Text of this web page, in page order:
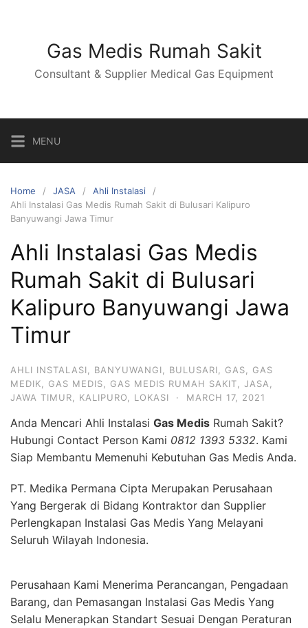
Gas Medis Rumah Sakit
Consultant & Supplier Medical Gas Equipment
MENU
Home JASA
Ahli Instalasi
Ahli Instalasi Gas Medis Rumah Sakit di Bulusari Kalipuro
Banyuwangi Jawa Timur
Ahli Instalasi Gas Medis
Rumah Sakit di Bulusari
Kalipuro Banyuwangi Jawa
Timur
AHLI INSTALASI BANYUWANGI BULUSARI GAS
GAS
MEDIK
GAS MEDIS GAS MEDIS RUMAH SAKIT JASA
JAWA TIMUR
KALIPURO LOKASI · MARCH 17, 2021
Anda Mencari Ahli Instalasi Gas Medis Rumah Sakit?
Hubungi Contact Person Kami 0812 1393 5332. Kami
Siap Membantu Memenuhi Kebutuhan Gas Medis Anda.
PT. Medika Permana Cipta Merupakan Perusahaan
Yang Bergerak di Bidang Kontraktor dan Supplier
Perlengkapan Instalasi Gas Medis Yang Melayani
Seluruh Wilayah Indonesia.
Perusahaan Kami Menerima Perancangan, Pengadaan
Barang, dan Pemasangan Instalasi Gas Medis Yang
Selalu Menerapkan Standart Sesuai Dengan Peraturan